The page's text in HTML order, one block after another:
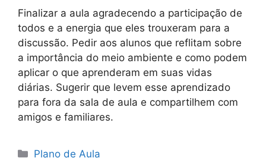
Finalizar a aula agradecendo a participação de
todos e a energia que eles trouxeram para a
discussão. Pedir aos alunos que reflitam sobre
a importância do meio ambiente e como podem
aplicar o que aprenderam em suas vidas
diárias. Sugerir que levem esse aprendizado
para fora da sala de aula e compartilhem com
amigos e familiares.
Categorias
Plano de Aula